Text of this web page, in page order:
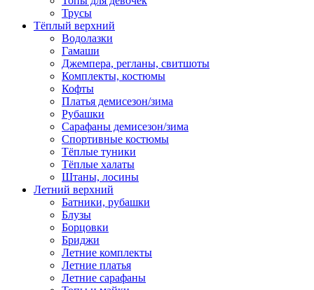
Трусы
Тёплый верхний
Водолазки
Гамаши
Джемпера, регланы, свитшоты
Комплекты, костюмы
Кофты
Платья демисезон/зима
Рубашки
Сарафаны демисезон/зима
Спортивные костюмы
Тёплые туники
Тёплые халаты
Штаны, лосины
Летний верхний
Батники, рубашки
Блузы
Борцовки
Бриджи
Летние комплекты
Летние платья
Летние сарафаны